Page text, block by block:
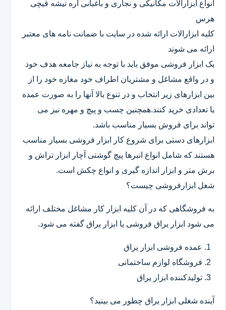
انواع ابزارالات مکانیکی و نجاری و باغبانی اره تیشه قیچی
هرس
کلیه ابزارالات ارائه شده در سایت با ضمانت نامه های معتبر
ارائه می شوند
یک ابزار فروشی موفق باید با توجه به نیاز جامعه هدف خود
و در واقع مشاغل و مشتریان اطراف خود مغازه خود را از
بین ابزارهای زیر انتخاب و در تنوع بالا آنها را به صورت عمده
یا تعدادی خرید کنند.همچنین چسب و پیچ و مهره نیز می
تواند برای فروش بسیار مناسب باشد.
ابزارهای دستی برای شروع کار ابزار فروشی بسیار مناسب
هستند که شامل انواع انبرها پیچ گوشتی آچار ابزار تراش و
برش متر و ابزار اندازه گیری و انواع چکش است.
شغل ابزارفروشی چیست؟
به فروشگاهی که در آن کلیه ابزار کار مشاغل مختلف ارائه
می شود ابزار یراق فروشی یا ابزار یراق گفته می شود.
عمده فروشی ابزار یراق
فروشگاه لوازم ساختمانی
تولیدکننده ابزار یراق
آینده شغلی ابزار یراق چطور می بینید؟